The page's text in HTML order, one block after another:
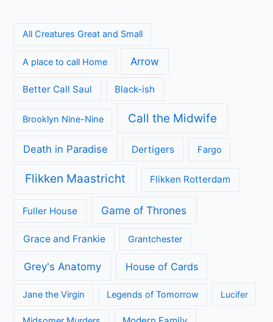
All Creatures Great and Small
A place to call Home Arrow
Better Call Saul Black-ish
Brooklyn Nine-Nine Call the Midwife
Death in Paradise Dertigers Fargo
Flikken Maastricht Flikken Rotterdam
Fuller House Game of Thrones
Grace and Frankie Grantchester
Grey's Anatomy House of Cards
Jane the Virgin Legends of Tomorrow Lucifer